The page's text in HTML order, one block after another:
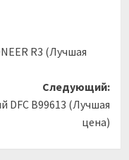
R3 (Лучшая
Следующий:
DFC B99613 (Лучшая
цена)